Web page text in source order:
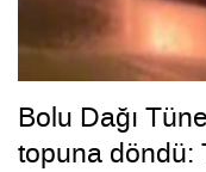
Bolu Dağı
topuna döndü: